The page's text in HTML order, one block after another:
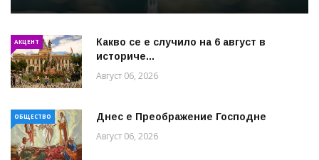
АКЦЕНТ
Какво се е случило на 6 август в
историче...
Август 06, 2026
ОБЩЕСТВО Днес е Преображение Господне
Август 06, 2026